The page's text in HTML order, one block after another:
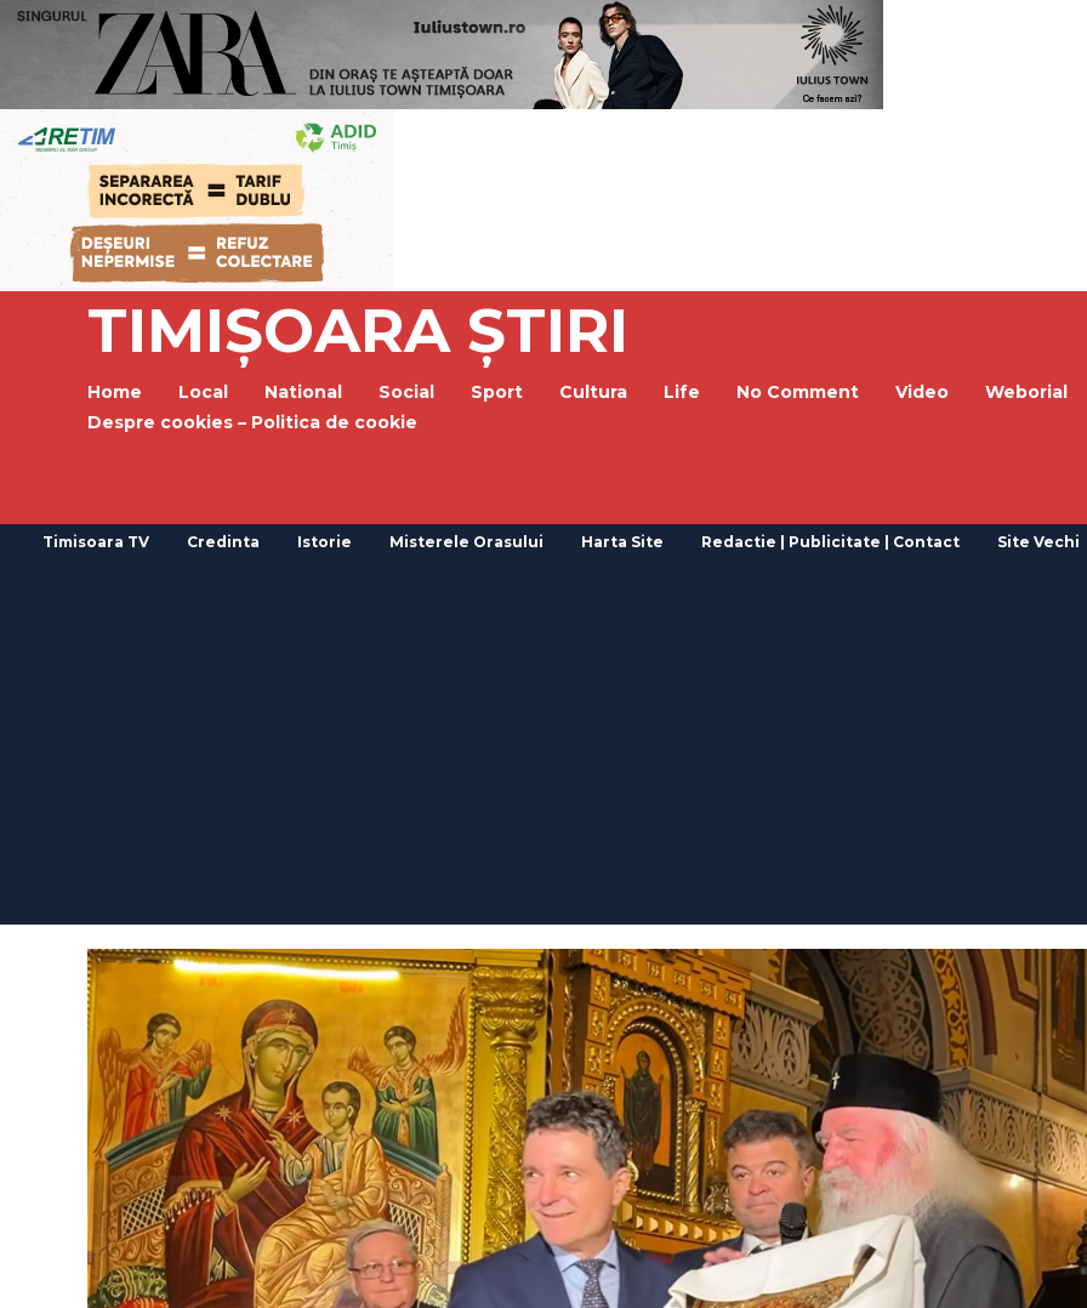
TIMIȘOARA ȘTIRI
Home Local National Social Sport Cultura Life No Comment Video
Weborial
Despre cookies – Politica de cookie
Timisoara TV Credinta Istorie Misterele Orasului Harta Site Redactie | Publicitate | Contact Site Vechi